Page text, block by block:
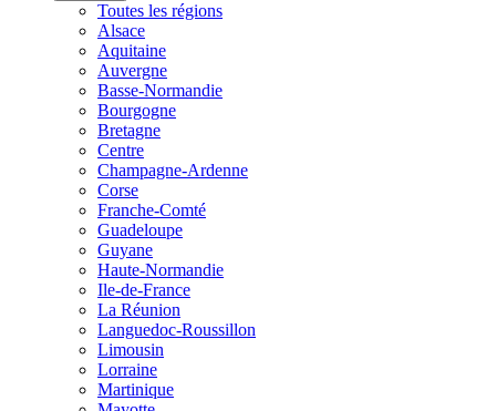
Toutes les régions
Alsace
Aquitaine
Auvergne
Basse-Normandie
Bourgogne
Bretagne
Centre
Champagne-Ardenne
Corse
Franche-Comté
Guadeloupe
Guyane
Haute-Normandie
Ile-de-France
La Réunion
Languedoc-Roussillon
Limousin
Lorraine
Martinique